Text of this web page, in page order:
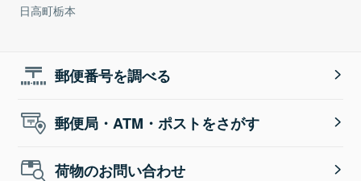
日高町栃本
郵便番号を調べる
郵便局・ATM・ポストをさがす
荷物のお問い合わせ